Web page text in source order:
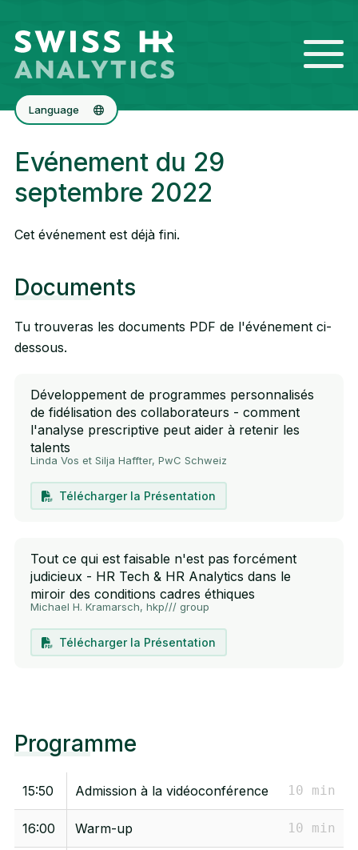
Language
English
Evénement du 29
septembre 2022
Cet événement est déjà fini.
Documents
Tu trouveras les documents PDF de l'événement ci-
dessous.
Développement de programmes personnalisés
de fidélisation des collaborateurs - comment
l'analyse prescriptive peut aider à retenir les
talents
Linda Vos et Silja Haffter, PwC Schweiz
Télécharger la Présentation
Tout ce qui est faisable n'est pas forcément
judicieux - HR Tech & HR Analytics dans le
miroir des conditions cadres éthiques
Michael H. Kramarsch, hkp/// group
Télécharger la Présentation
Programme
15:50 Admission à la vidéoconférence 10 min
16:00 Warm-up 10 min